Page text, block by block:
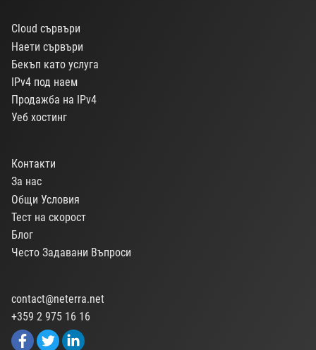
Cloud сървъри
Наети сървъри
Бекъп като услуга
IPv4 под наем
Продажба на IPv4
Уеб хостинг
Контакти
За нас
Общи Условия
Тест на скорост
Блог
Често Задавани Въпроси
contact@neterra.net
+359 2 975 16 16